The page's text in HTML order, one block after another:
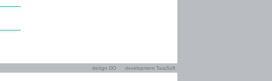
design DO development TaraSoft